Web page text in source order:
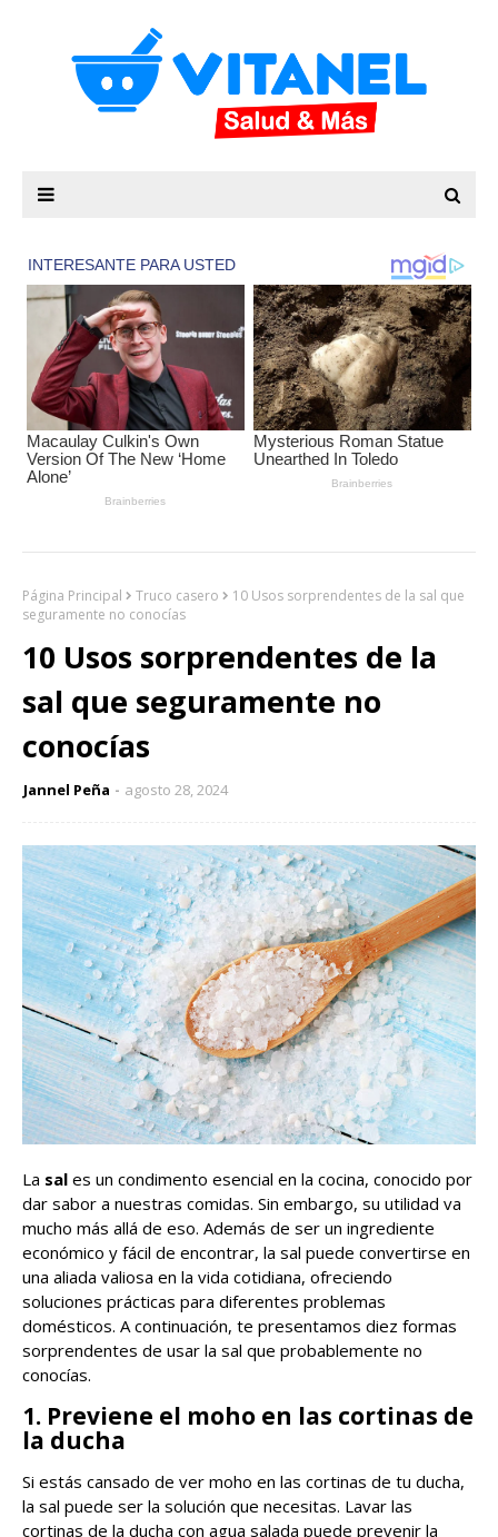
Página Principal Truco casero
10 Usos sorprendentes de la sal que
seguramente no conocías
10 Usos sorprendentes de la
sal que seguramente no
conocías
Jannel Peña agosto 28, 2024
La sal es un condimento esencial en la cocina, conocido por
dar sabor a nuestras comidas. Sin embargo, su utilidad va
mucho más allá de eso. Además de ser un ingrediente
económico y fácil de encontrar, la sal puede convertirse en
una aliada valiosa en la vida cotidiana, ofreciendo
soluciones prácticas para diferentes problemas
domésticos. A continuación, te presentamos diez formas
sorprendentes de usar la sal que probablemente no
conocías.
1. Previene el moho en las cortinas de
la ducha
Si estás cansado de ver moho en las cortinas de tu ducha,
la sal puede ser la solución que necesitas. Lavar las
cortinas de la ducha con agua salada puede prevenir la